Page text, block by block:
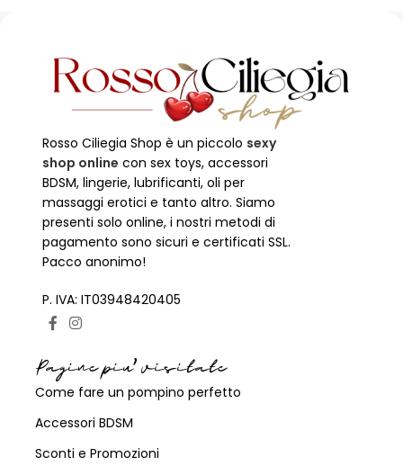
Rosso Ciliegia Shop è un piccolo sexy
shop online con sex toys, accessori
BDSM, lingerie, lubrificanti, oli per
massaggi erotici e tanto altro. Siamo
presenti solo online, i nostri metodi di
pagamento sono sicuri e certificati SSL.
Pacco anonimo!
P. IVA: IT03948420405
Pagine piu' visitate
Come fare un pompino perfetto
Accessori BDSM
Sconti e Promozioni